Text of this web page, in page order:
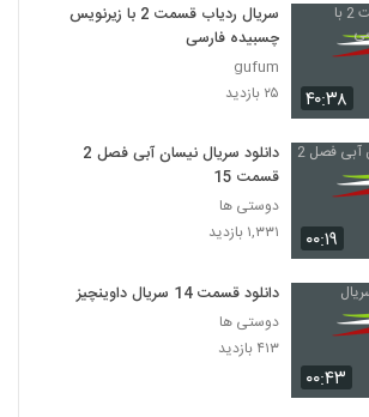
۴۰:۳۸
سریال ردیاب قسمت 2 با زیرنویس
چسبیده فارسی
gufum
۲۵ بازدید
۰۰:۱۹
دانلود سریال نیسان آبی فصل 2
قسمت 15
دوستی ها
۱,۳۳۱ بازدید
۰۰:۴۳
دانلود قسمت 14 سریال داوینچیز
دوستی ها
۴۱۳ بازدید